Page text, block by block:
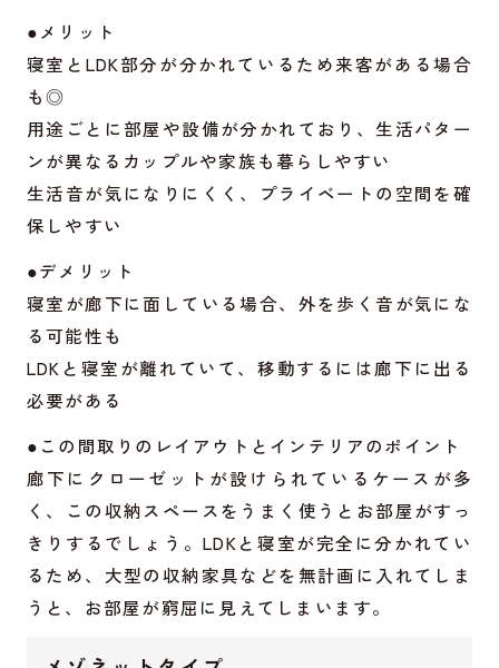
●メリット
寝室とLDK部分が分かれているため来客がある場合
も◎
用途ごとに部屋や設備が分かれており、生活パター
ンが異なるカップルや家族も暮らしやすい
生活音が気になりにくく、プライベートの空間を確
保しやすい
●デメリット
寝室が廊下に面している場合、外を歩く音が気にな
る可能性も
LDKと寝室が離れていて、移動するには廊下に出る
必要がある
●この間取りのレイアウトとインテリアのポイント
廊下にクローゼットが設けられているケースが多
く、この収納スペースをうまく使うとお部屋がすっ
きりするでしょう。LDKと寝室が完全に分かれてい
るため、大型の収納家具などを無計画に入れてしま
うと、お部屋が窮屈に見えてしまいます。